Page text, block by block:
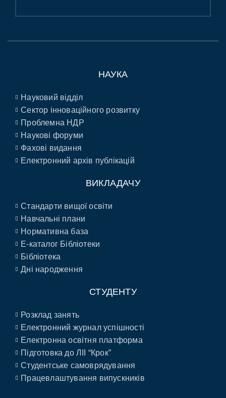
НАУКА
Науковий відділ
Сектор інноваційного розвитку
Проблемна НДР
Наукові форуми
Фахові видання
Електронний архів публікацій
ВИКЛАДАЧУ
Стандарти вищої освіти
Навчальні плани
Нормативна база
E-каталог Бібліотеки
Бібліотека
Дні народження
СТУДЕНТУ
Розклад занять
Електронний журнал успішності
Електронна освітня платформа
Підготовка до ЛІІ “Крок”
Студентське самоврядування
Працевлаштування випускників